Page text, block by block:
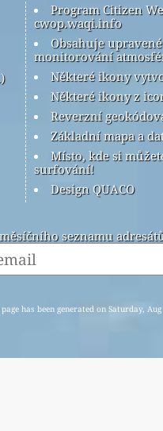
Program Citizen
cwop.waqi.info
Obsahuje
monitorování
Některé ikony
Některé ikony z
Reverzní
Základní mapa a
Místo, kde si
surfování!
Design QUACO
seznamu
has been generated on Saturday,